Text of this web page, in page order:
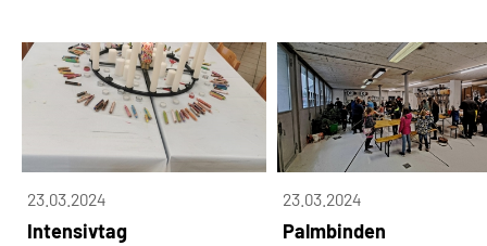
23.03.2024
Intensivtag
23.03.2024
Palmbinden